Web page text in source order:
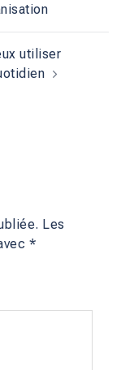
utiliser
Les
*